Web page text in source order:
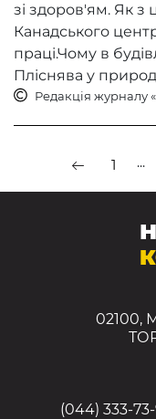
зі здоров'ям. Як з
Канадського
праці.Чому в
Пліснява у
Редакція журналу
1 ...
02100,
(044) 333-